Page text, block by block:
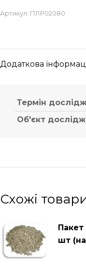
Артикул: ПЛР02080
Додаткова
Термін
Об'єкт
Схожі
Пакет
шт (на